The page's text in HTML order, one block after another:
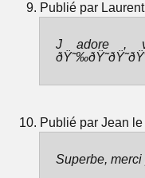
Publié par
J adore ,
Publié par Jean
Superbe,